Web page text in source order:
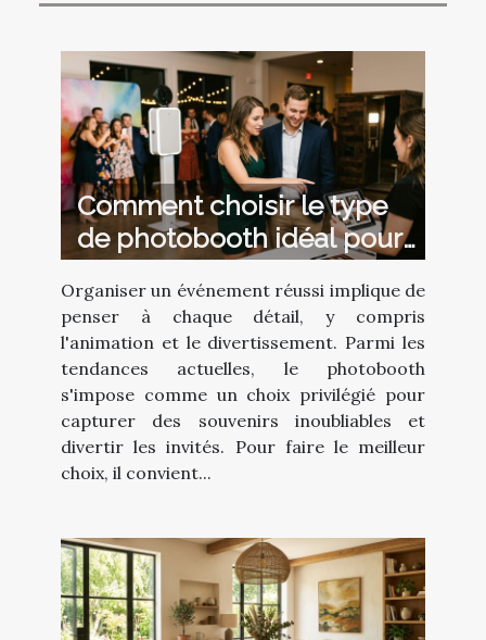
Comment choisir le type
de photobooth idéal pour
votre événement ?
Organiser un événement réussi implique de
penser à chaque détail, y compris
l'animation et le divertissement. Parmi les
tendances actuelles, le photobooth
s'impose comme un choix privilégié pour
capturer des souvenirs inoubliables et
divertir les invités. Pour faire le meilleur
choix, il convient...